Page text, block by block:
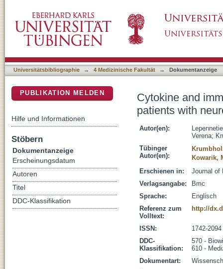
diseases
Universitätsbibliographie → 4 Medizinische Fakultät → Dokumentanzeige
Cytokine and
patients with
Autor(en):
Verena;
Tübinger
Autor(en):
Kowarik,
Erschienen in:
Journal of
Verlagsangabe:
Bmc
Sprache:
Englisch
Referenz zum
Volltext:
http://
ISSN:
1742-2094
DDC-
Klassifikation:
570 -
610 -
Dokumentart:
PUBLIKATION MELDEN
Hilfe und Informationen
Stöbern
Dokumentanzeige
Erscheinungsdatum
Autoren
Titel
DDC-Klassifikation